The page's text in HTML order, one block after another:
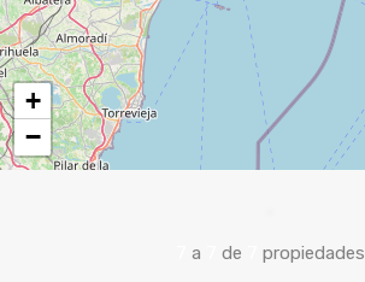
+
−
a de propiedades